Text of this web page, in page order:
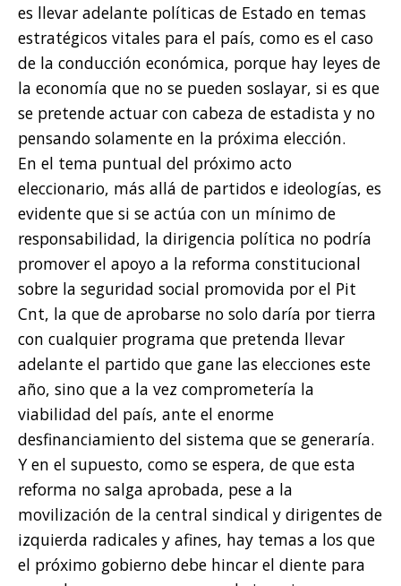
es llevar adelante políticas de Estado en temas
estratégicos vitales para el país, como es el caso
de la conducción económica, porque hay leyes de
la economía que no se pueden soslayar, si es que
se pretende actuar con cabeza de estadista y no
pensando solamente en la próxima elección.
En el tema puntual del próximo acto
eleccionario, más allá de partidos e ideologías, es
evidente que si se actúa con un mínimo de
responsabilidad, la dirigencia política no podría
promover el apoyo a la reforma constitucional
sobre la seguridad social promovida por el Pit
Cnt, la que de aprobarse no solo daría por tierra
con cualquier programa que pretenda llevar
adelante el partido que gane las elecciones este
año, sino que a la vez comprometería la
viabilidad del país, ante el enorme
desfinanciamiento del sistema que se generaría.
Y en el supuesto, como se espera, de que esta
reforma no salga aprobada, pese a la
movilización de la central sindical y dirigentes de
izquierda radicales y afines, hay temas a los que
el próximo gobierno debe hincar el diente para